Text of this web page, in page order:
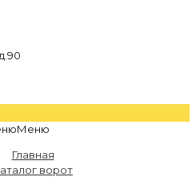
Меню
Главная
ворот